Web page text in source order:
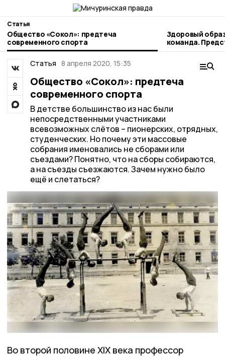
Статья
Общество «Сокол»: предтеча
современного спорта
Здоровый
команда.
наукограда
Статья 8 апреля 2020, 15:35
Общество «Сокол»: предтеча
современного спорта
В детстве большинство из нас были
непосредственными участниками
всевозможных слётов – пионерских, отрядных,
студенческих. Но почему эти массовые
собрания именовались не сборами или
съездами? Понятно, что на сборы собираются,
а на съезды съезжаются. Зачем нужно было
ещё и слетаться?
Во второй половине XIX века профессор